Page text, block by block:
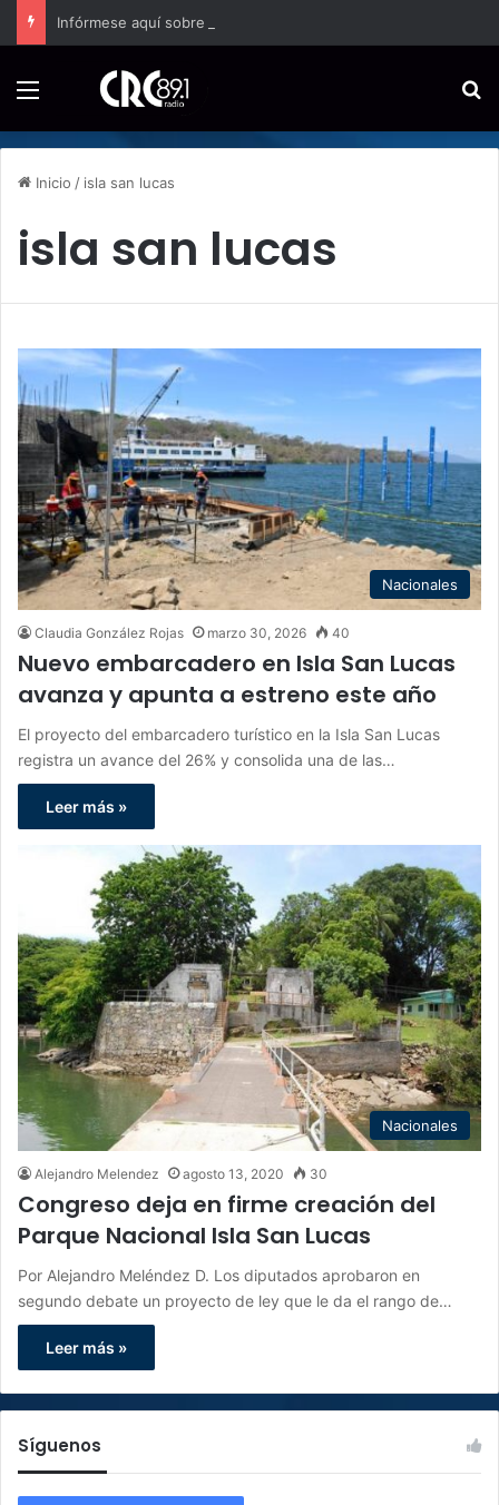
Inicio / isla san lucas
isla san lucas
Nacionales
Claudia González Rojas marzo 30, 2026 40
Nuevo embarcadero en Isla San Lucas
avanza y apunta a estreno este año
El proyecto del embarcadero turístico en la Isla San Lucas
registra un avance del 26% y consolida una de las…
Leer más »
Nacionales
Alejandro Melendez agosto 13, 2020 30
Congreso deja en firme creación del
Parque Nacional Isla San Lucas
Por Alejandro Meléndez D. Los diputados aprobaron en
segundo debate un proyecto de ley que le da el rango de…
Leer más »
Síguenos